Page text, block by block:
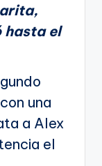
hasta el
una
a Alex
el